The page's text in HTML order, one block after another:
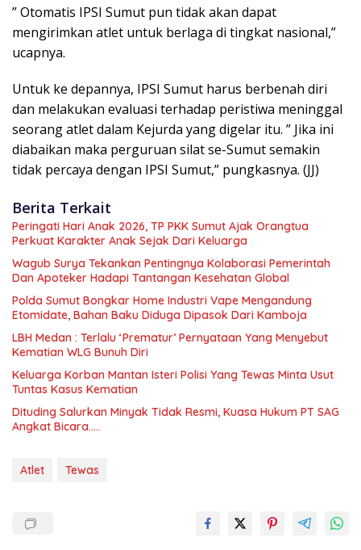
” Otomatis IPSI Sumut pun tidak akan dapat
mengirimkan atlet untuk berlaga di tingkat nasional,”
ucapnya.
Untuk ke depannya, IPSI Sumut harus berbenah diri
dan melakukan evaluasi terhadap peristiwa meninggal
seorang atlet dalam Kejurda yang digelar itu. ” Jika ini
diabaikan maka perguruan silat se-Sumut semakin
tidak percaya dengan IPSI Sumut,” pungkasnya. (JJ)
Berita Terkait
Peringati Hari Anak 2026, TP PKK Sumut Ajak Orangtua
Perkuat Karakter Anak Sejak Dari Keluarga
Wagub Surya Tekankan Pentingnya Kolaborasi Pemerintah
Dan Apoteker Hadapi Tantangan Kesehatan Global
Polda Sumut Bongkar Home Industri Vape Mengandung
Etomidate, Bahan Baku Diduga Dipasok Dari Kamboja
LBH Medan : Terlalu ‘Prematur’ Pernyataan Yang Menyebut
Kematian WLG Bunuh Diri
Keluarga Korban Mantan Isteri Polisi Yang Tewas Minta Usut
Tuntas Kasus Kematian
Dituding Salurkan Minyak Tidak Resmi, Kuasa Hukum PT SAG
Angkat Bicara…..
Atlet Tewas